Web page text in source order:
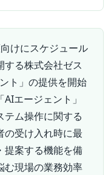
けにスケジュール
する株式会社ゼス
ト」の提供を開始
エージェント」
テム操作に関する
の受け入れ時に最
提案する機能を備
む現場の業務効率